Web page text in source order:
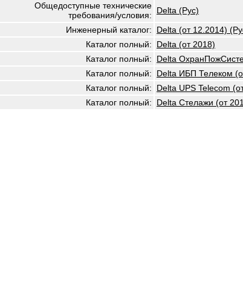
Общедоступные технические
требования/условия:
Delta (Рус)
Инженерный каталог:
Delta (от 12.2014)
Каталог полный:
Delta (от 2018)
Каталог полный:
Delta
Каталог полный:
Delta ИБП Телеком
Каталог полный:
Delta UPS Telecom
Каталог полный:
Delta Стелажи (от